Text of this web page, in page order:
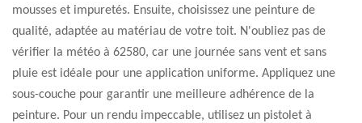
mousses et impuretés. Ensuite, choisissez une peinture de
qualité, adaptée au matériau de votre toit. N'oubliez pas de
vérifier la météo à 62580, car une journée sans vent et sans
pluie est idéale pour une application uniforme. Appliquez une
sous-couche pour garantir une meilleure adhérence de la
peinture. Pour un rendu impeccable, utilisez un pistolet à